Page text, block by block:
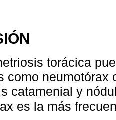
torácica
como neumotórax
catamenial y
es la más